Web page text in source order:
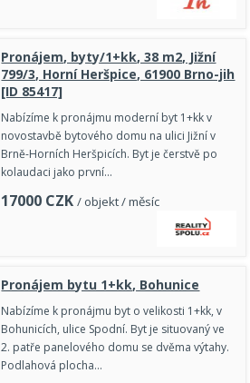
Pronájem, byty/1+kk, 38 m2, Jižní
799/3, Horní Heršpice, 61900 Brno-jih
[ID 85417]
Nabízíme k pronájmu moderní byt 1+kk v
novostavbě bytového domu na ulici Jižní v
Brně-Horních Heršpicích. Byt je čerstvě po
kolaudaci jako první…
17000 CZK / objekt / měsíc
Pronájem bytu 1+kk, Bohunice
Nabízíme k pronájmu byt o velikosti 1+kk, v
Bohunicích, ulice Spodní. Byt je situovaný ve
2. patře panelového domu se dvěma výtahy.
Podlahová plocha…